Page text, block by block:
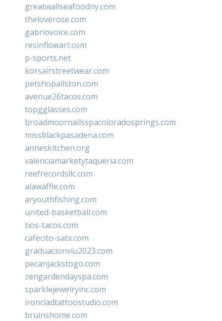
greatwallseafoodny.com
theloverose.com
gabriovoice.com
resinflowart.com
p-sports.net
korsairstreetwear.com
petshopallston.com
avenue26tacos.com
topgglasses.com
broadmoornailsspacoloradosprings.com
missblackpasadena.com
anneskitchen.org
valenciamarketytaqueria.com
reefrecordsllc.com
alawaffle.com
aryouthfishing.com
united-basketball.com
tios-tacos.com
cafecito-satx.com
graduacionviu2023.com
pecanjackstogo.com
zengardendayspa.com
sparklejewelryinc.com
ironcladtattoostudio.com
bruinshome.com